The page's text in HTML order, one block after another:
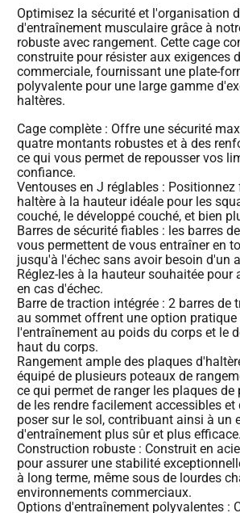
Optimisez la sécurité et l'organisation
d'entraînement musculaire grâce à
robuste avec rangement. Cette cage
construite pour résister aux exigences
commerciale, fournissant une plate-
polyvalente pour une large gamme
haltères.
Cage complète : Offre une sécurité
quatre montants robustes et à des
ce qui vous permet de repousser vos
confiance.
Ventouses en J réglables :
haltère à la hauteur idéale pour les
couché, le développé couché, et bien
Barres de sécurité fiables : les barres
vous permettent de vous entraîner en
jusqu'à l'échec sans avoir besoin d'un
Réglez-les à la hauteur souhaitée pour
en cas d'échec.
Barre de traction intégrée : 2 barres de
au sommet offrent une option pratique
l'entraînement au poids du corps et le
haut du corps.
Rangement ample des plaques
équipé de plusieurs poteaux de
ce qui permet de ranger les plaques
de les rendre facilement accessibles et
poser sur le sol, contribuant ainsi à un
d'entraînement plus sûr et plus efficace.
Construction robuste : Construit en
pour assurer une stabilité
à long terme, même sous de lourdes
environnements commerciaux.
Options d'entraînement polyvalentes :